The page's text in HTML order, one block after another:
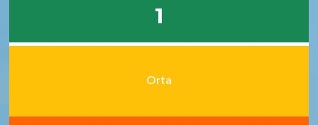
1
Orta